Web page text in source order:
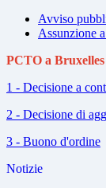
Avviso
Assunzione
PCTO a Bruxelles
1 - Decisione a
2 - Decisione di
3 - Buono d'ordine
Notizie